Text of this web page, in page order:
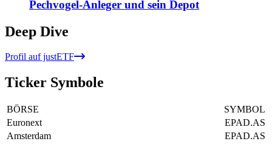
Pechvogel-Anleger und sein Depot
Deep Dive
Profil auf justETF
Ticker Symbole
BÖRSE
SYMBOL
Euronext
EPAD.AS
Amsterdam
EPAD.AS